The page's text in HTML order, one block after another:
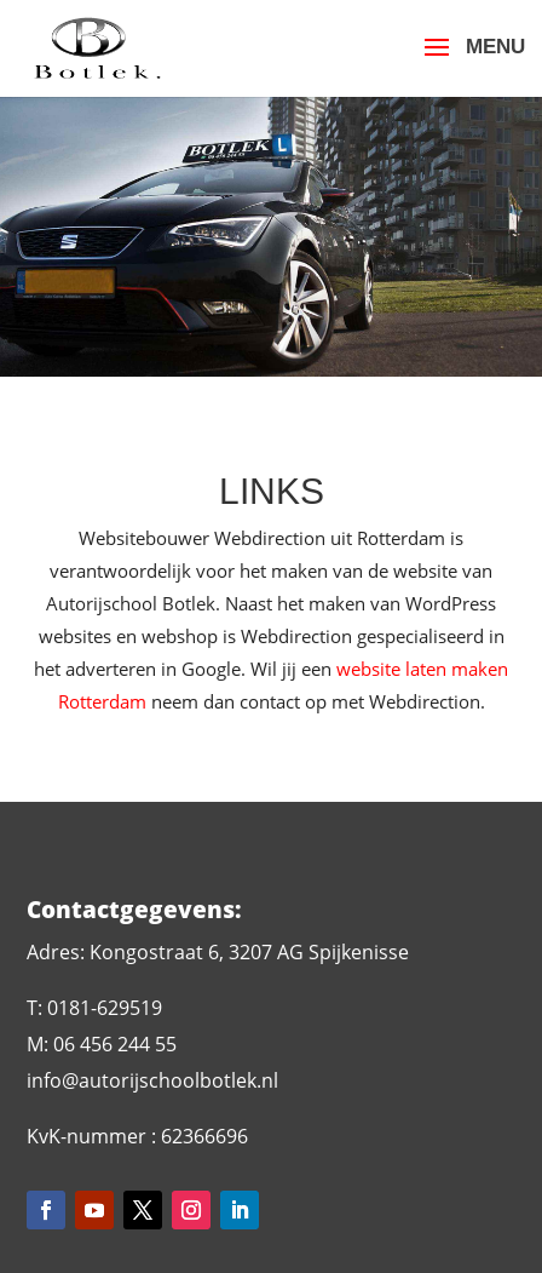
LINKS
Websitebouwer Webdirection uit Rotterdam is
verantwoordelijk voor het maken van de website van
Autorijschool Botlek. Naast het maken van WordPress
websites en webshop is Webdirection gespecialiseerd in
het adverteren in Google. Wil jij een website laten maken
Rotterdam neem dan contact op met Webdirection.
Contactgegevens:
Adres: Kongostraat 6, 3207 AG Spijkenisse
T: 0181-629519
M: 06 456 244 55
info@autorijschoolbotlek.nl
KvK-nummer : 62366696